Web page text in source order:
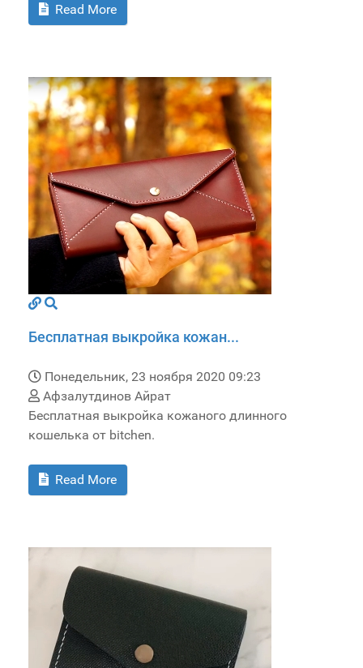
Read More
Бесплатная выкройка кожан...
Понедельник, 23 ноября 2020 09:23
Афзалутдинов Айрат
Бесплатная выкройка кожаного длинного
кошелька от bitchen.
Read More